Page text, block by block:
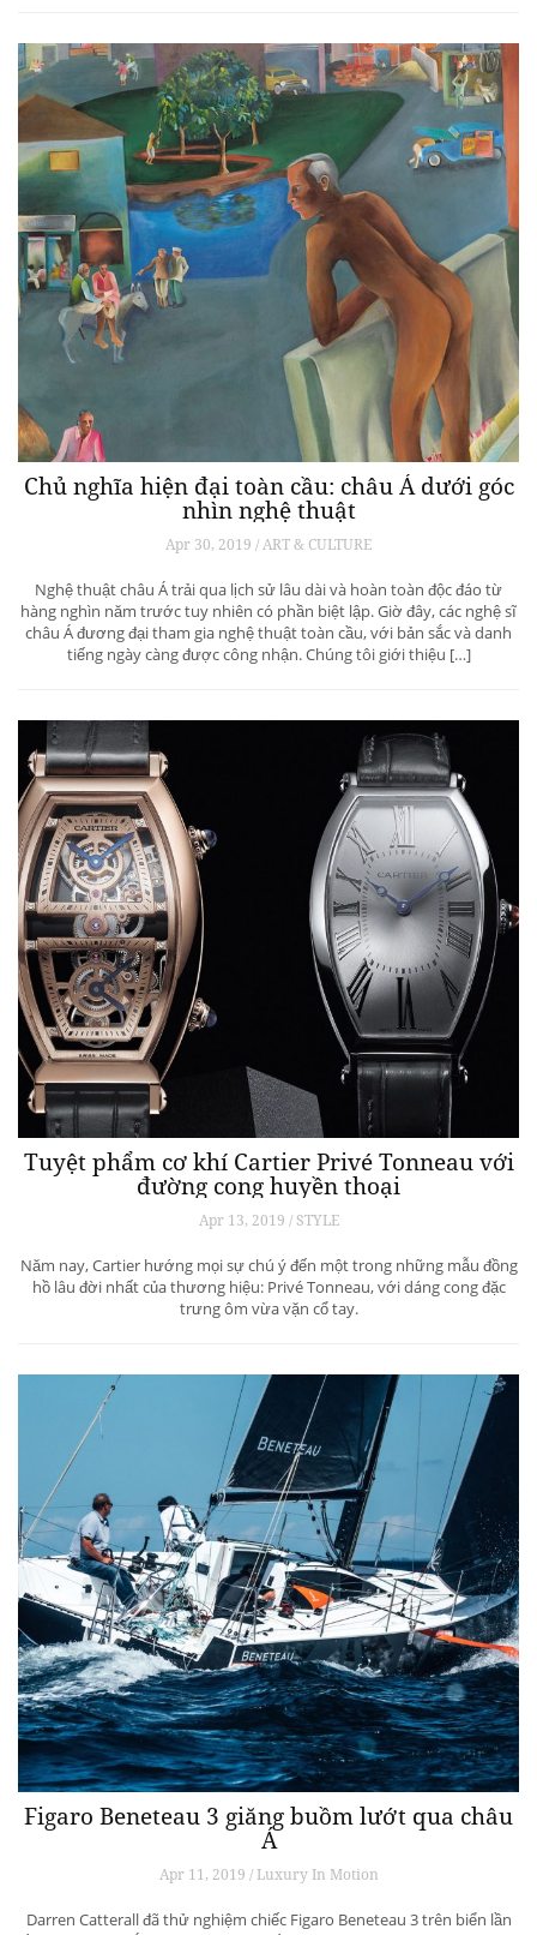
Chủ nghĩa hiện đại toàn cầu: châu Á dưới góc
nhìn nghệ thuật
Apr 30, 2019 / ART & CULTURE
Nghệ thuật châu Á trải qua lịch sử lâu dài và hoàn toàn độc đáo từ
hàng nghìn năm trước tuy nhiên có phần biệt lập. Giờ đây, các nghệ sĩ
châu Á đương đại tham gia nghệ thuật toàn cầu, với bản sắc và danh
tiếng ngày càng được công nhận. Chúng tôi giới thiệu […]
Tuyệt phẩm cơ khí Cartier Privé Tonneau với
đường cong huyền thoại
Apr 13, 2019 / STYLE
Năm nay, Cartier hướng mọi sự chú ý đến một trong những mẫu đồng
hồ lâu đời nhất của thương hiệu: Privé Tonneau, với dáng cong đặc
trưng ôm vừa vặn cổ tay.
Figaro Beneteau 3 giăng buồm lướt qua châu
Á
Apr 11, 2019 / Luxury In Motion
Darren Catterall đã thử nghiệm chiếc Figaro Beneteau 3 trên biển lần